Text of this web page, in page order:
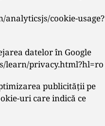
analyticsjs/cookie-usage?
datelor în Google
learn/privacy.html?hl=ro
publicităţii pe
uri care indică ce